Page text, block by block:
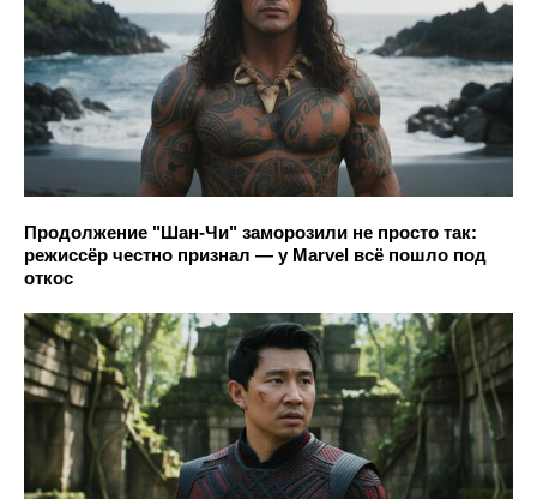
Продолжение "Шан-Чи" заморозили не просто так:
режиссёр честно признал — у Marvel всё пошло под
откос